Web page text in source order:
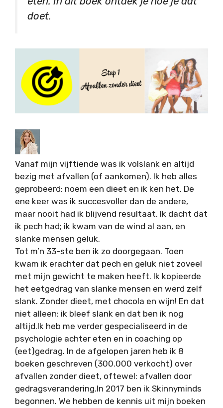
doet.
Vanaf mijn vijftiende was ik volslank en altijd
bezig met afvallen (of aankomen). Ik heb alles
geprobeerd: noem een dieet en ik ken het. De
ene keer was ik succesvoller dan de andere,
maar nooit had ik blijvend resultaat. Ik dacht dat
ik pech had; ik kwam van de wind al aan, en
slanke mensen geluk.
Tot m’n 33-ste ben ik zo doorgegaan. Toen
kwam ik erachter dat pech en geluk niet zoveel
met mijn gewicht te maken heeft. Ik kopieerde
het eetgedrag van slanke mensen en werd zelf
slank. Zonder dieet, met chocola en wijn! En dat
niet alleen: ik bleef slank en dat ben ik nog
altijd.Ik heb me verder gespecialiseerd in de
psychologie achter eten en in coaching op
(eet)gedrag. In de afgelopen jaren heb ik 8
boeken geschreven (300.000 verkocht) over
afvallen zonder dieet, oftewel: afvallen door
gedragsverandering.In 2017 ben ik Skinnyminds
begonnen. We hebben de kennis uit mijn boeken